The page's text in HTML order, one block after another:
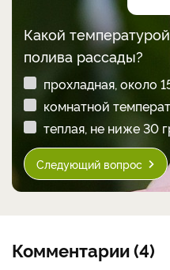
Какой
полива рассады?
прохладная, около
комнатной
теплая, не ниже 30
Следующий вопрос
Комментарии (4)